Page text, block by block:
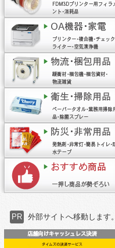
PR 外部サイトへ移動します。